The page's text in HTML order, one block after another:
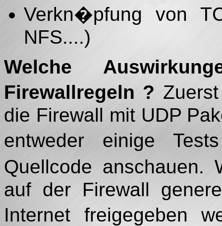
Verkn�pfung von
NFS....)
Welche
Firewallregeln ?
die Firewall mit UDP
entweder einige
Quellcode
auf der Firewall
Internet freigegeben